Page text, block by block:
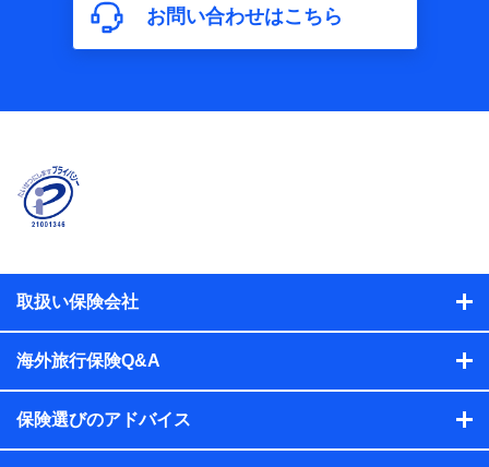
お問い合わせはこちら
取扱い保険会社
海外旅行保険Q&A
保険選びのアドバイス